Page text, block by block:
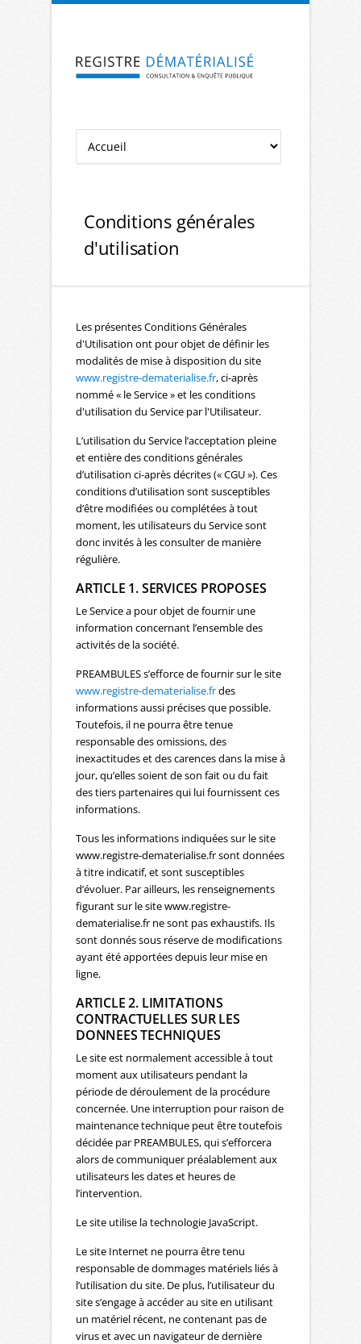
Aller à la navigation Aller au contenu
Conditions générales
d'utilisation
Les présentes Conditions Générales
d'Utilisation ont pour objet de définir les
modalités de mise à disposition du site
www.registre-dematerialise.fr, ci-après
nommé « le Service » et les conditions
d'utilisation du Service par l'Utilisateur.
L’utilisation du Service l’acceptation pleine
et entière des conditions générales
d’utilisation ci-après décrites (« CGU »). Ces
conditions d’utilisation sont susceptibles
d’être modifiées ou complétées à tout
moment, les utilisateurs du Service sont
donc invités à les consulter de manière
régulière.
ARTICLE 1. SERVICES PROPOSES
Le Service a pour objet de fournir une
information concernant l’ensemble des
activités de la société.
PREAMBULES s’efforce de fournir sur le site
www.registre-dematerialise.frdes
informations aussi précises que possible.
Toutefois, il ne pourra être tenue
responsable des omissions, des
inexactitudes et des carences dans la mise à
jour, qu’elles soient de son fait ou du fait
des tiers partenaires qui lui fournissent ces
informations.
Tous les informations indiquées sur le site
www.registre-dematerialise.fr sont données
à titre indicatif, et sont susceptibles
d’évoluer. Par ailleurs, les renseignements
figurant sur le site www.registre-
dematerialise.fr ne sont pas exhaustifs. Ils
sont donnés sous réserve de modifications
ayant été apportées depuis leur mise en
ligne.
ARTICLE 2. LIMITATIONS
CONTRACTUELLES SUR LES
DONNEES TECHNIQUES
Le site est normalement accessible à tout
moment aux utilisateurs pendant la
période de déroulement de la procédure
concernée. Une interruption pour raison de
maintenance technique peut être toutefois
décidée par PREAMBULES, qui s’efforcera
alors de communiquer préalablement aux
utilisateurs les dates et heures de
l’intervention.
Le site utilise la technologie JavaScript.
Le site Internet ne pourra être tenu
responsable de dommages matériels liés à
l’utilisation du site. De plus, l’utilisateur du
site s’engage à accéder au site en utilisant
un matériel récent, ne contenant pas de
virus et avec un navigateur de dernière